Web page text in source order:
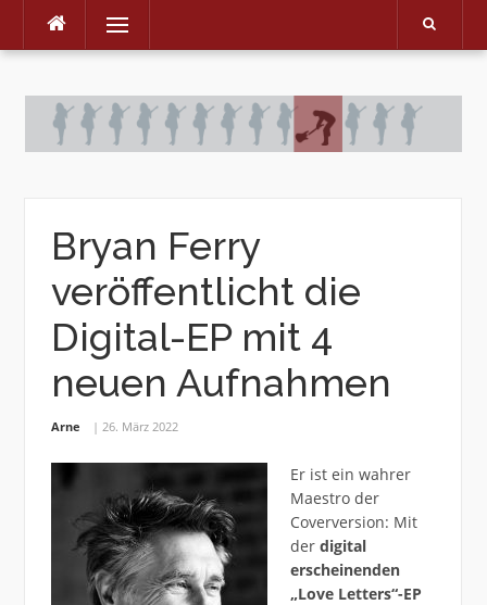
Skip
Menu
Bryan Ferry
veröffentlicht die
Digital-EP mit 4
neuen Aufnahmen
Arne 26. März 2022
Er ist ein wahrer
Maestro der
Coverversion: Mit
der digital
erscheinenden
„Love Letters“-EP